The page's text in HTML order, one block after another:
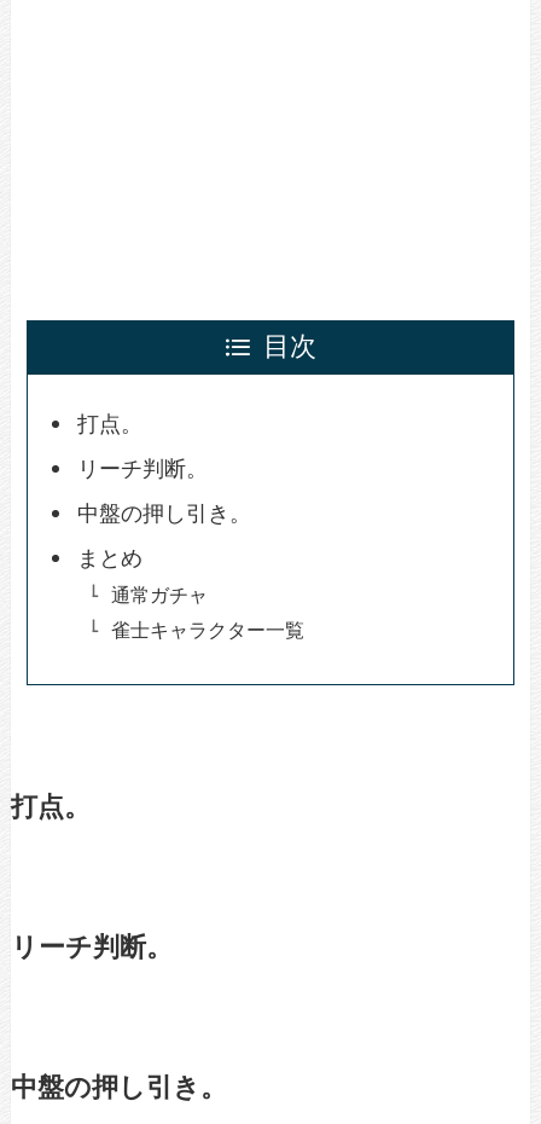
目次
打点。
リーチ判断。
中盤の押し引き。
まとめ
通常ガチャ
雀士キャラクター一覧
打点。
リーチ判断。
中盤の押し引き。